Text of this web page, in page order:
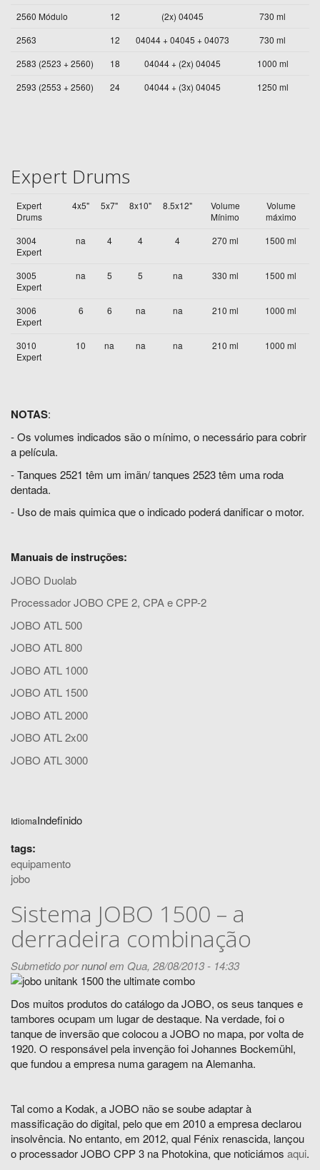
2560 Módulo
12 (2x) 04045
730 ml
2563
12 04044 + 04045 + 04073
730 ml
2583 (2523 + 2560)
18 04044 + (2x) 04045
1000 ml
2593 (2553 + 2560)
24 04044 + (3x) 04045 1250 ml
Expert Drums
Expert
Drums
4x5" 5x7" 8x10" 8.5x12"
Volume
Mínimo
Volume
máximo
3004
Expert
na 4 4 4 270 ml 1500 ml
3005
Expert
na 5 5 na 330 ml 1500 ml
3006
Expert
6 6 na na 210 ml 1000 ml
3010
Expert
10 na na na 210 ml 1000 ml
NOTAS:
- Os volumes indicados são o mínimo, o necessário para cobrir
a película.
- Tanques 2521 têm um imãn/ tanques 2523 têm uma roda
dentada.
- Uso de mais quimica que o indicado poderá danificar o motor.
Manuais de instruções:
JOBO Duolab
Processador JOBO CPE 2, CPA e CPP-2
JOBO ATL 500
JOBO ATL 800
JOBO ATL 1000
JOBO ATL 1500
JOBO ATL 2000
JOBO ATL 2x00
JOBO ATL 3000
IdiomaIndefinido
tags:
equipamento
jobo
Sistema JOBO 1500 – a
derradeira combinação
Submetido pornunolem Qua, 28/08/2013 - 14:33
Dos muitos produtos do catálogo da JOBO, os seus tanques e
tambores ocupam um lugar de destaque. Na verdade, foi o
tanque de inversão que colocou a JOBO no mapa, por volta de
1920. O responsável pela invenção foi Johannes Bockemühl,
que fundou a empresa numa garagem na Alemanha.
Tal como a Kodak, a JOBO não se soube adaptar à
massificação do digital, pelo que em 2010 a empresa declarou
insolvência. No entanto, em 2012, qual Fénix renascida, lançou
o processador JOBO CPP 3 na Photokina, que noticiámos aqui.